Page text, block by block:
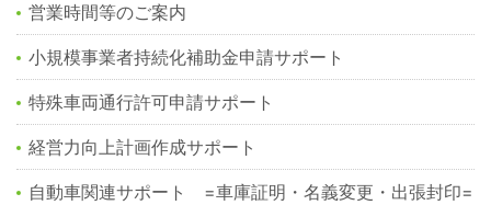
営業時間等のご案内
小規模事業者持続化補助金申請サポート
特殊車両通行許可申請サポート
経営力向上計画作成サポート
自動車関連サポート =車庫証明・名義変更・出張封印=